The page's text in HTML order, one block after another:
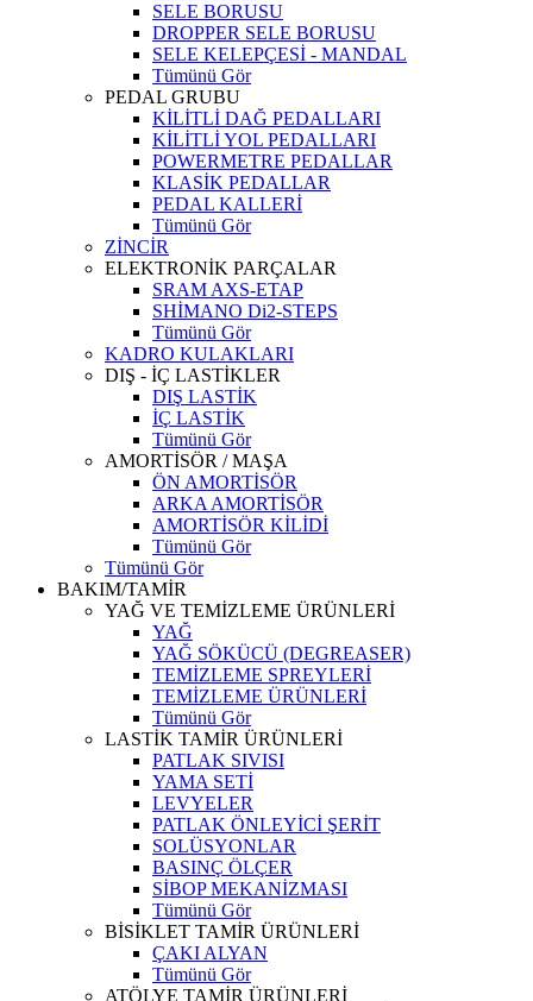
SELE BORUSU
DROPPER SELE BORUSU
SELE KELEPÇESİ - MANDAL
Tümünü Gör
PEDAL GRUBU
KİLİTLİ DAĞ PEDALLARI
KİLİTLİ YOL PEDALLARI
POWERMETRE PEDALLAR
KLASİK PEDALLAR
PEDAL KALLERİ
Tümünü Gör
ZİNCİR
ELEKTRONİK PARÇALAR
SRAM AXS-ETAP
SHİMANO Di2-STEPS
Tümünü Gör
KADRO KULAKLARI
DIŞ - İÇ LASTİKLER
DIŞ LASTİK
İÇ LASTİK
Tümünü Gör
AMORTİSÖR / MAŞA
ÖN AMORTİSÖR
ARKA AMORTİSÖR
AMORTİSÖR KİLİDİ
Tümünü Gör
Tümünü Gör
BAKIM/TAMİR
YAĞ VE TEMİZLEME ÜRÜNLERİ
YAĞ
YAĞ SÖKÜCÜ (DEGREASER)
TEMİZLEME SPREYLERİ
TEMİZLEME ÜRÜNLERİ
Tümünü Gör
LASTİK TAMİR ÜRÜNLERİ
PATLAK SIVISI
YAMA SETİ
LEVYELER
PATLAK ÖNLEYİCİ ŞERİT
SOLÜSYONLAR
BASINÇ ÖLÇER
SİBOP MEKANİZMASI
Tümünü Gör
BİSİKLET TAMİR ÜRÜNLERİ
ÇAKI ALYAN
Tümünü Gör
ATÖLYE TAMİR ÜRÜNLERİ